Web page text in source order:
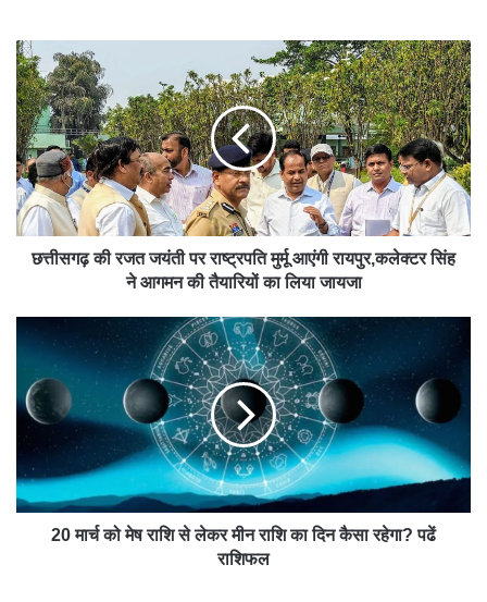
छत्तीसगढ़ की रजत जयंती पर राष्ट्रपति मुर्मू आएंगी रायपुर,कलेक्टर सिंह
ने आगमन की तैयारियों का लिया जायजा
20 मार्च को मेष राशि से लेकर मीन राशि का दिन कैसा रहेगा? पढें
राशिफल